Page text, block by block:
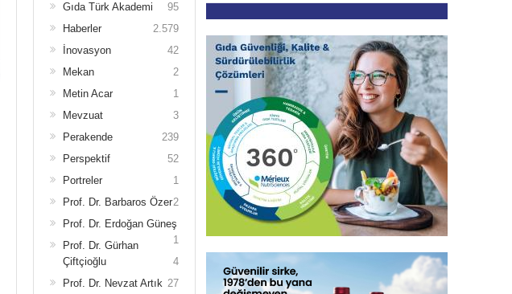
Gıda Türk Akademi
95
Haberler
2.579
İnovasyon
42
Mekan
2
Metin Acar
1
Mevzuat
3
Perakende
239
Perspektif
52
Portreler
1
Prof. Dr. Barbaros Özer2
Prof. Dr. Erdoğan Güneş
1
Prof. Dr. Gürhan
Çiftçioğlu
4
Prof. Dr. Nevzat Artık 27